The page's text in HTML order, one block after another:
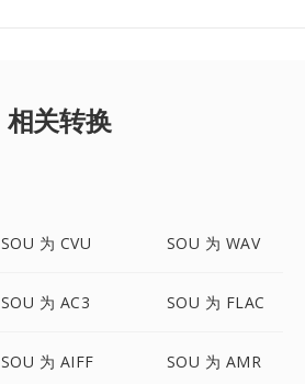
相关转换
SOU 为 CVU SOU 为 WAV
SOU 为 AC3 SOU 为 FLAC
SOU 为 AIFF SOU 为 AMR